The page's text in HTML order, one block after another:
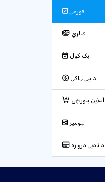
فورمې
ګالري
بک کول
د بیې ټاکل
آنلاین پلورنځی
ټولنیز
د تادیې دروازه